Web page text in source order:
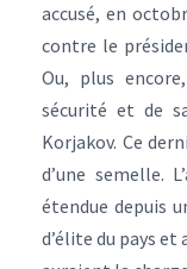
accusé, en
contre le
Ou, plus
sécurité et de
Korjakov. Ce
d’une semelle.
étendue depuis
d’élite du pays